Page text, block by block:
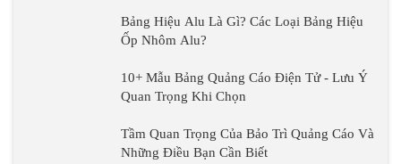
Bảng Hiệu Alu Là Gì? Các Loại Bảng Hiệu
Ốp Nhôm Alu?
10+ Mẫu Bảng Quảng Cáo Điện Tử - Lưu Ý
Quan Trọng Khi Chọn
Tầm Quan Trọng Của Bảo Trì Quảng Cáo Và
Những Điều Bạn Cần Biết